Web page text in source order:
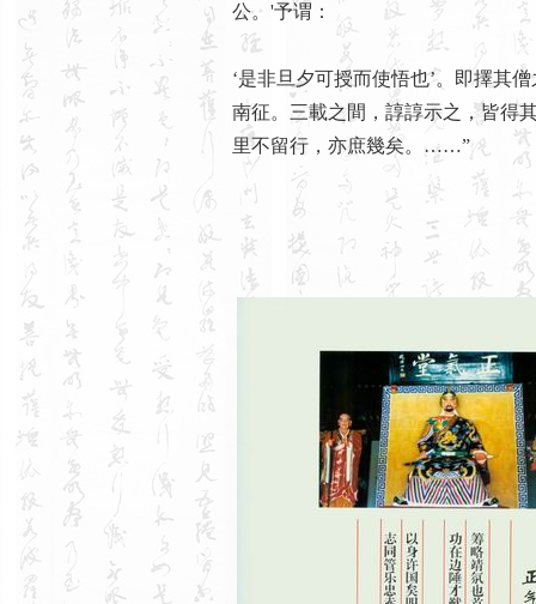
公。'予谓：
‘是非旦夕可授而使悟也’。即擇其
南征。三載之間，諄諄示之，皆得
里不留行，亦庶幾矣。……”